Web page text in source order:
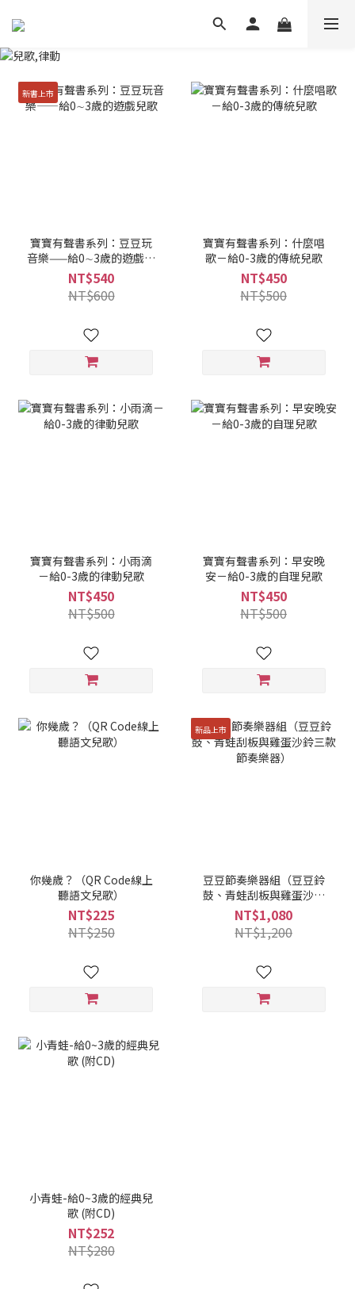
新書上市
寶寶有聲書系列：豆豆玩
音樂——給0∼3歲的遊戲兒
歌
NT$540
NT$600
寶寶有聲書系列：什麼唱
歌－給0-3歲的傳統兒歌
NT$450
NT$500
寶寶有聲書系列：小雨滴
－給0-3歲的律動兒歌
NT$450
NT$500
寶寶有聲書系列：早安晚
安－給0-3歲的自理兒歌
NT$450
NT$500
你幾歲？（QR Code線上
聽語文兒歌）
NT$225
NT$250
新品上市
豆豆節奏樂器組（豆豆鈴
鼓、青蛙刮板與雞蛋沙鈴
三款節奏樂器）
NT$1,080
NT$1,200
小青蛙-給0~3歲的經典兒
歌 (附CD)
NT$252
NT$280